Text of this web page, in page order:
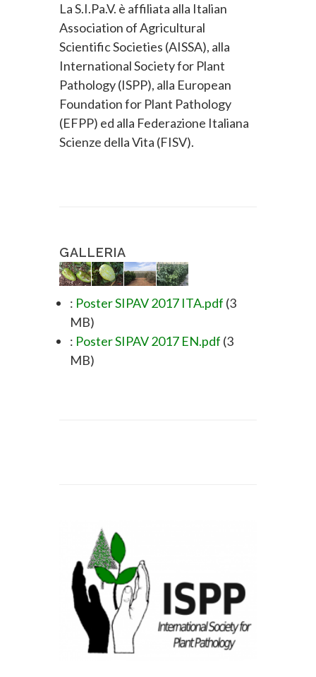
La S.I.Pa.V. è affiliata alla Italian
Association of Agricultural
Scientific Societies (AISSA), alla
International Society for Plant
Pathology (ISPP), alla European
Foundation for Plant Pathology
(EFPP) ed alla Federazione Italiana
Scienze della Vita (FISV).
GALLERIA
: Poster SIPAV 2017 ITA.pdf (3
MB)
: Poster SIPAV 2017 EN.pdf (3
MB)